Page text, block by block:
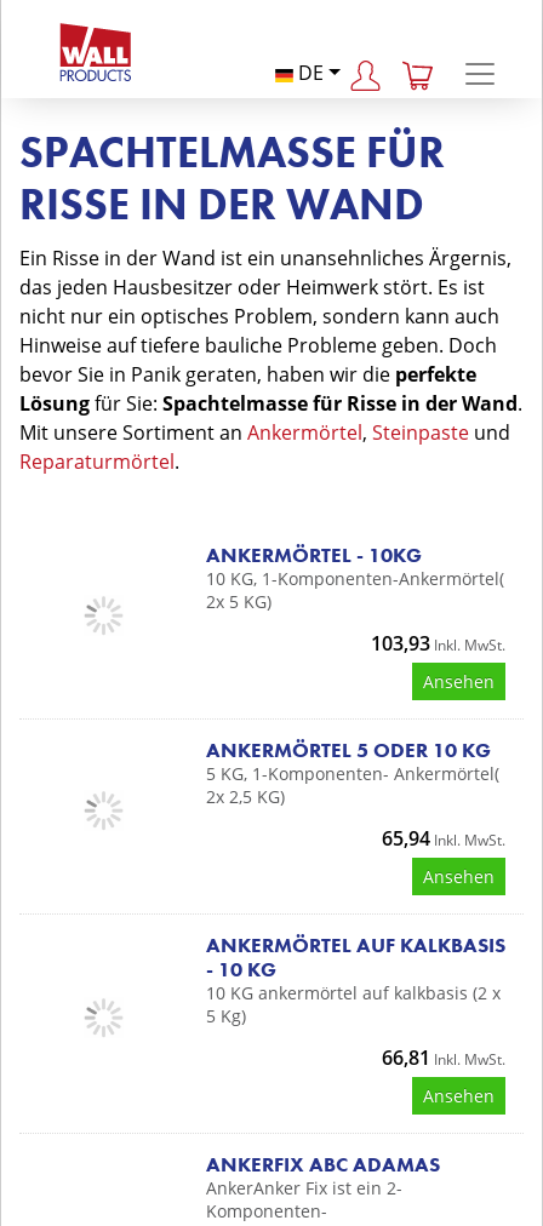
DE
SPACHTELMASSE FÜR
RISSE IN DER WAND
Ein Risse in der Wand ist ein unansehnliches Ärgernis,
das jeden Hausbesitzer oder Heimwerk stört. Es ist
nicht nur ein optisches Problem, sondern kann auch
Hinweise auf tiefere bauliche Probleme geben. Doch
bevor Sie in Panik geraten, haben wir die perfekte
Lösungfür Sie: Spachtelmasse für Risse in der Wand.
Mit unsere Sortiment an Ankermörtel, Steinpaste und
Reparaturmörtel.
ANKERMÖRTEL - 10KG
10 KG, 1-Komponenten-Ankermörtel(
2x 5 KG)
103,93Inkl. MwSt.
Ansehen
ANKERMÖRTEL 5 ODER 10 KG
5 KG, 1-Komponenten- Ankermörtel(
2x 2,5 KG)
65,94Inkl. MwSt.
Ansehen
ANKERMÖRTEL AUF KALKBASIS
- 10 KG
10 KG ankermörtel auf kalkbasis (2 x
5 Kg)
66,81 Inkl. MwSt.
Ansehen
ANKERFIX ABC ADAMAS
AnkerAnker Fix ist ein 2-
Komponenten-